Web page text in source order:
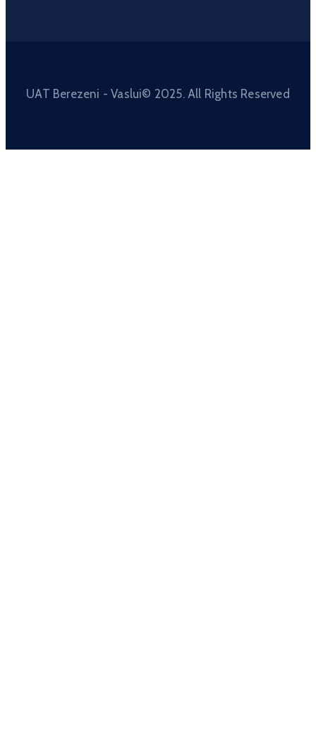
UAT Berezeni - Vaslui© 2025. All Rights Reserved